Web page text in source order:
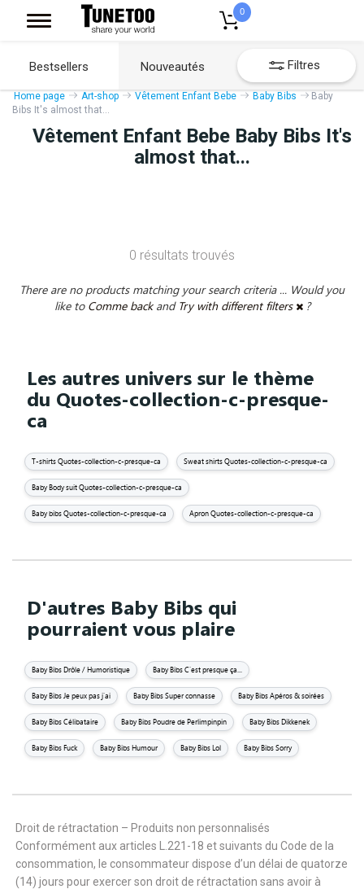
0
Bestsellers Nouveautés Filtres
Home page Art-shop Vêtement Enfant Bebe Baby Bibs
Baby
Bibs It's almost that...
Vêtement Enfant Bebe Baby Bibs It's
almost that...
0 résultats trouvés
There are no products matching your search criteria ... Would you
like to Comme back and Try with different filters ?
Les autres univers sur le thème
du Quotes-collection-c-presque-
ca
T-shirts Quotes-collection-c-presque-ca Sweat shirts Quotes-collection-c-presque-ca
Baby Body suit Quotes-collection-c-presque-ca
Baby bibs Quotes-collection-c-presque-ca Apron Quotes-collection-c-presque-ca
D'autres Baby Bibs qui
pourraient vous plaire
Baby Bibs Drôle / Humoristique Baby Bibs C'est presque ça...
Baby Bibs Je peux pas j'ai Baby Bibs Super connasse Baby Bibs Apéros & soirées
Baby Bibs Célibataire Baby Bibs Poudre de Perlimpinpin Baby Bibs Dikkenek
Baby Bibs Fuck Baby Bibs Humour Baby Bibs Lol Baby Bibs Sorry
Droit de rétractation – Produits non personnalisés
Conformément aux articles L.221-18 et suivants du Code de la
consommation, le consommateur dispose d’un délai de quatorze
(14) jours pour exercer son droit de rétractation sans avoir à